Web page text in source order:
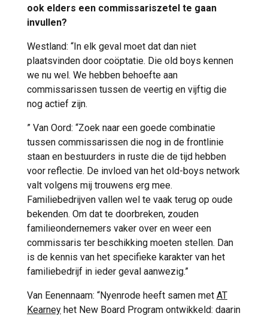
ook elders een commissariszetel te gaan
invullen?
Westland: “In elk geval moet dat dan niet
plaatsvinden door coöptatie. Die old boys kennen
we nu wel. We hebben behoefte aan
commissarissen tussen de veertig en vijftig die
nog actief zijn.
” Van Oord: “Zoek naar een goede combinatie
tussen commissarissen die nog in de frontlinie
staan en bestuurders in ruste die de tijd hebben
voor reflectie. De invloed van het old-boys network
valt volgens mij trouwens erg mee.
Familiebedrijven vallen wel te vaak terug op oude
bekenden. Om dat te doorbreken, zouden
familieondernemers vaker over en weer een
commissaris ter beschikking moeten stellen. Dan
is de kennis van het specifieke karakter van het
familiebedrijf in ieder geval aanwezig.”
Van Eenennaam: “Nyenrode heeft samen met AT
Kearney het New Board Program ontwikkeld: daarin